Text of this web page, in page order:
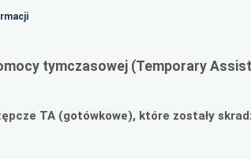
tymczasowej (Temporary
TA (gotówkowe), które zostały